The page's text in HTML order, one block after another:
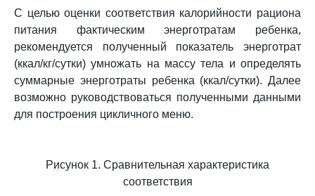
С целью оценки соответствия калорийности рациона
питания фактическим энерготратам ребенка,
рекомендуется полученный показатель энерготрат
(ккал/кг/сутки) умножать на массу тела и определять
суммарные энерготраты ребенка (ккал/сутки). Далее
возможно руководствоваться полученными данными
для построения цикличного меню.
Рисунок 1. Сравнительная характеристика
соответствия